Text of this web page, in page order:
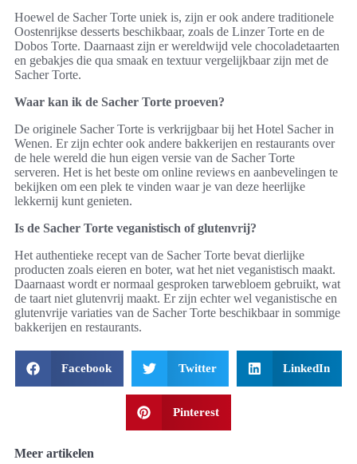
Hoewel de Sacher Torte uniek is, zijn er ook andere traditionele
Oostenrijkse desserts beschikbaar, zoals de Linzer Torte en de
Dobos Torte. Daarnaast zijn er wereldwijd vele chocoladetaarten
en gebakjes die qua smaak en textuur vergelijkbaar zijn met de
Sacher Torte.
Waar kan ik de Sacher Torte proeven?
De originele Sacher Torte is verkrijgbaar bij het Hotel Sacher in
Wenen. Er zijn echter ook andere bakkerijen en restaurants over
de hele wereld die hun eigen versie van de Sacher Torte
serveren. Het is het beste om online reviews en aanbevelingen te
bekijken om een plek te vinden waar je van deze heerlijke
lekkernij kunt genieten.
Is de Sacher Torte veganistisch of glutenvrij?
Het authentieke recept van de Sacher Torte bevat dierlijke
producten zoals eieren en boter, wat het niet veganistisch maakt.
Daarnaast wordt er normaal gesproken tarwebloem gebruikt, wat
de taart niet glutenvrij maakt. Er zijn echter wel veganistische en
glutenvrije variaties van de Sacher Torte beschikbaar in sommige
bakkerijen en restaurants.
Facebook Twitter LinkedIn
Pinterest
Meer artikelen